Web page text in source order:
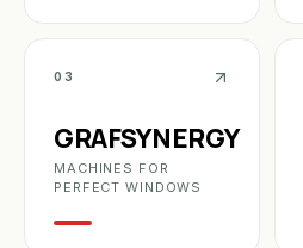
03
GRAFSYNERGY
MACHINES FOR
PERFECT WINDOWS